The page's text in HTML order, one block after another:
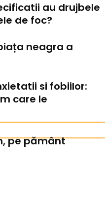
au drujbele
de foc?
neagra a
si fobiilor:
care le
pe pământ